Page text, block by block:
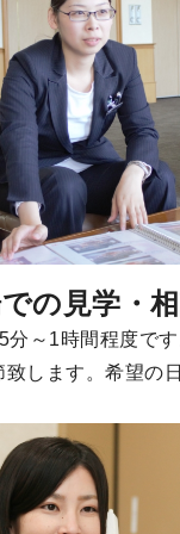
の見学・
分～1時間程度で
します。希望の